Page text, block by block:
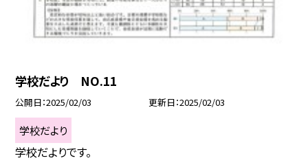
学校だより NO.11
公開日 2025/02/03 更新日 2025/02/03
学校だより
学校だよりです。